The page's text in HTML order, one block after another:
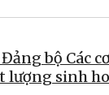
bộ Các
lượng sinh